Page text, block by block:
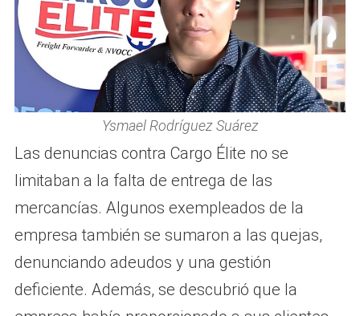
Ysmael Rodríguez Suárez
Las denuncias contra Cargo Élite no se
limitaban a la falta de entrega de las
mercancías. Algunos exempleados de la
empresa también se sumaron a las quejas,
denunciando adeudos y una gestión
deficiente. Además, se descubrió que la